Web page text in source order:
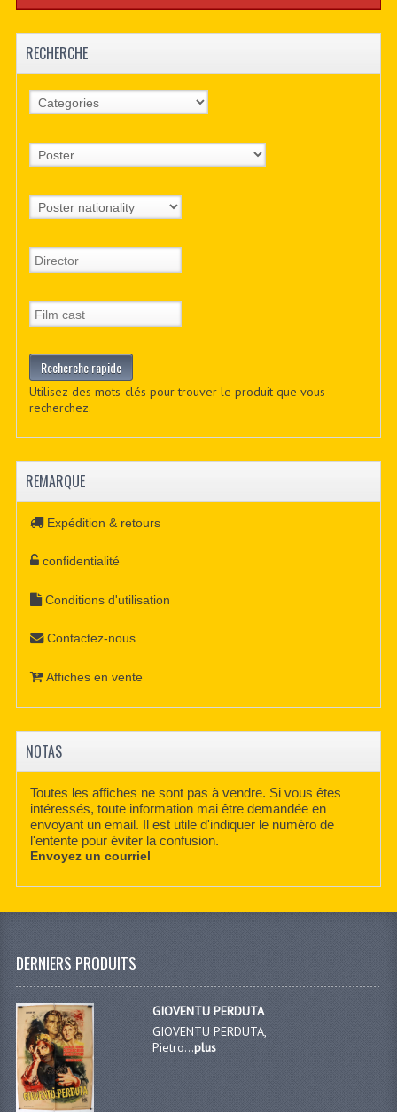
RECHERCHE
Utilisez des mots-clés pour trouver le produit que vous
recherchez.
REMARQUE
Expédition & retours
confidentialité
Conditions d'utilisation
Contactez-nous
Affiches en vente
NOTAS
Toutes les affiches ne sont pas à vendre. Si vous êtes
intéressés, toute information mai être demandée en
envoyant un email. Il est utile d'indiquer le numéro de
l'entente pour éviter la confusion.
Envoyez un courriel
DERNIERS PRODUITS
GIOVENTU PERDUTA
GIOVENTU PERDUTA,
Pietro...plus